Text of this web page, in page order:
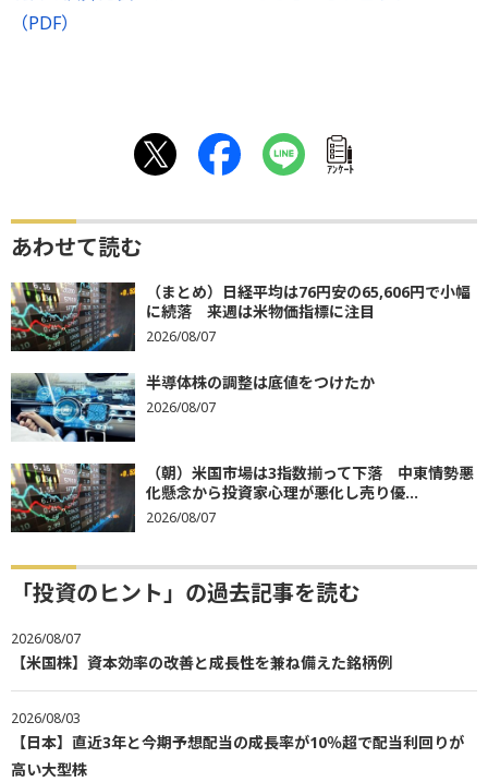
（PDF）
ｱﾝｹｰﾄ
あわせて読む
（まとめ）日経平均は76円安の65,606円で小幅
に続落 来週は米物価指標に注目
2026/08/07
半導体株の調整は底値をつけたか
2026/08/07
（朝）米国市場は3指数揃って下落 中東情勢悪
化懸念から投資家心理が悪化し売り優...
2026/08/07
「投資のヒント」の過去記事を読む
2026/08/07
【米国株】資本効率の改善と成長性を兼ね備えた銘柄例
2026/08/03
【日本】直近3年と今期予想配当の成長率が10％超で配当利回りが
高い大型株